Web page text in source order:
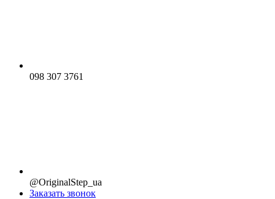
098 307 3761
@OriginalStep_ua
Заказать звонок